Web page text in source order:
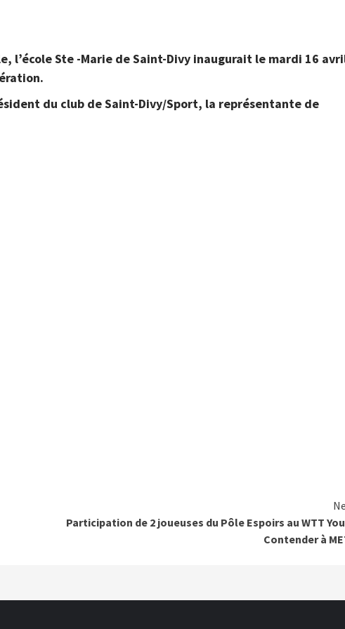
l’école Ste -Marie de Saint-Divy inaugurait le mardi 16
du club de Saint-Divy/Sport, la représentante de
Participation de 2 joueuses du Pôle Espoirs au WTT
Contender à